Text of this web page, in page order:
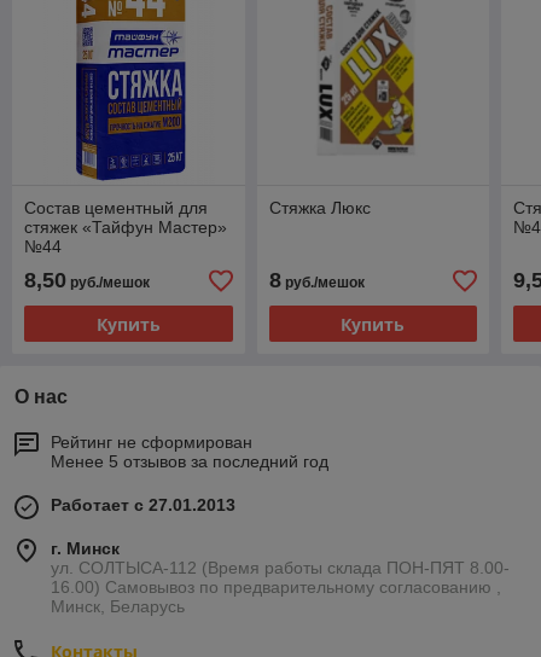
Состав цементный для
стяжек «Тайфун Мастер»
№44
8,50 руб./мешок
Купить
Стяжка Люкс
8руб./мешок
Купить
О нас
Рейтинг не сформирован
Менее 5 отзывов за последний год
Работает с 27.01.2013
г. Минск
ул. СОЛТЫСА-112 (Время работы склада ПОН-ПЯТ 8.00-
16.00) Самовывоз по предварительному согласованию ,
Минск, Беларусь
Контакты